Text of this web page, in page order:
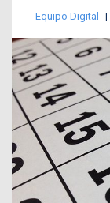
Equipo Digital